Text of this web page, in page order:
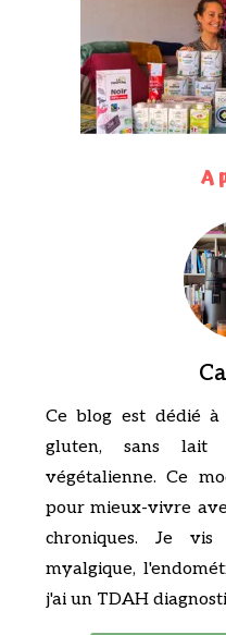
A
Ce blog est dédié à
gluten, sans lait
végétalienne. Ce
pour mieux-vivre
chroniques. Je vis
myalgique,
j'ai un TDAH